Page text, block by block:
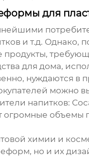
для
и т.д.
продукты,
для дома,
нуждаются
можно
напитков:
огромные объемы
химии и
но и их